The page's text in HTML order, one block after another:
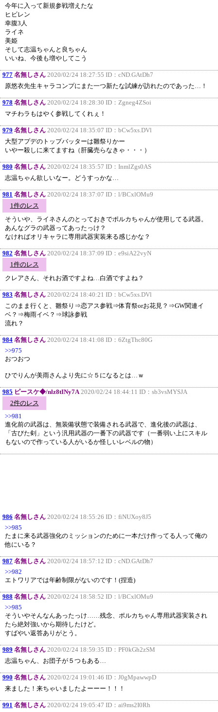
今年に入って新規参戦増えたな
ヒビレン
幸腹3人
ライネ
美姫
そして志温ちゃんと良ちゃん
いいね、今後も増やしてこう
977 名無しさん 2020/02/24 18:27:55 ID： cND.GAtDh7
原悠衣先生キャラコンプにまた一つ新たな試練が訪れたのであった…！
978 名無しさん 2020/02/24 18:28:30 ID： Zgneg4ZSoi
マチわラもはやく参戦してくれぇ！
979 名無しさん 2020/02/24 18:35:07 ID： bCw5xs.DVl
大型アプデのトップバッターは雛祭りかー
いやー殺しに来てますね（肝臓売らなきゃ・・・）
980 名無しさん 2020/02/24 18:35:57 ID： InmlZgs0AS
志温ちゃん欲しいなー。どうすっかな…
981 名無しさん 2020/02/24 18:37:07 ID： l/BCxlOMu9
1件のレス
そういや、ライネさんのとっておきでポルカちゃんが使用してる武器。
あんなグラの武器ってあったっけ？
なければオリキャラに専用武器実装来る感じかな？
982 名無しさん 2020/02/24 18:37:09 ID： e9siA22vyN
1件のレス
クレアさん、それお酒ですよね…白酒ですよね？
983 名無しさん 2020/02/24 18:40:21 ID： bCw5xs.DVl
このまま行くと、雛祭り⇒恋アス参戦⇒体育祭orお花見？⇒GW関連イ
ベ？⇒梅雨イベ？⇒球詠参戦
流れ？
984 名無しさん 2020/02/24 18:41:08 ID： 6ZtgThc80G
>>975
おつおつ
ひでりんが美雨さんより先に☆５になるとは…ｗ
985 ピースケ◆/nlz8tINy7A2020/02/24 18:44:11 ID： sb3vsMYSJA
2件のレス
>>981
進化前の武器は、無装備状態で装備される武器で、進化後の武器は、
「古びた剣」という汎用武器の一番下の武器です（一番弱い上にスキル
もないので作っている人がいるか怪しいレベルの物）
986 名無しさん 2020/02/24 18:55:26 ID： fiNUXoy8J5
>>985
たまに来る武器強化のミッションのために一本だけ作ってる人って俺の
他にいる？
987 名無しさん 2020/02/24 18:57:12 ID： cND.GAtDh7
>>982
エトワリアでは年齢制限がないのです！(捏造)
988 名無しさん 2020/02/24 18:58:52 ID： l/BCxlOMu9
>>985
そういやそんなんあったっけ……残念、ポルカちゃん専用武器実装され
たら絶対強いから期待したけど。
すばやい返答ありがとう。
989 名無しさん 2020/02/24 18:59:35 ID： PF0kGh2zSM
志温ちゃん、お団子が５つもある…
990 名無しさん 2020/02/24 19:01:46 ID： J0gMpawwpD
来ました！来ちゃいましたよーーー！！！
991 名無しさん 2020/02/24 19:05:47 ID： ai9ms2I0Rh